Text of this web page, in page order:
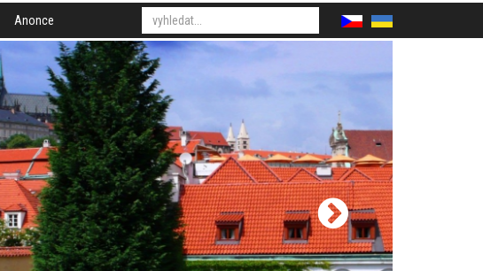
Anonce